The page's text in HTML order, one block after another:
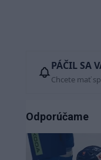
PÁČIL SA
Chcete mať
Odporúčame